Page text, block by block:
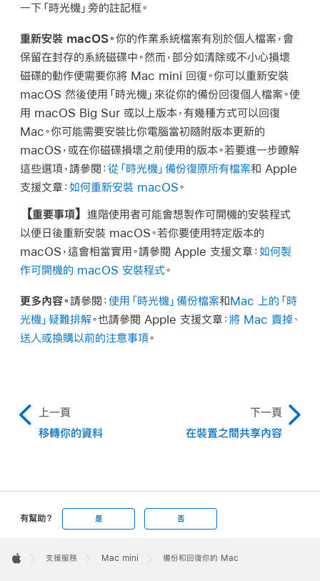
一下「時光機」旁的註記框。
重新安裝 macOS。你的作業系統檔案有別於個人檔案，會
保留在封存的系統磁碟中。然而，部分如清除或不小心損壞
磁碟的動作便需要你將 Mac mini 回復。你可以重新安裝
macOS 然後使用「時光機」來從你的備份回復個人檔案。使
用 macOS Big Sur 或以上版本，有幾種方式可以回復
Mac。你可能需要安裝比你電腦當初隨附版本更新的
macOS，或在你磁碟損壞之前使用的版本。若要進一步瞭解
這些選項，請參閱：從「時光機」備份復原所有檔案和 Apple
支援文章：如何重新安裝 macOS。
【重要事項】 進階使用者可能會想製作可開機的安裝程式
以便日後重新安裝 macOS。若你要使用特定版本的
macOS，這會相當實用。請參閱 Apple 支援文章：如何製
作可開機的 macOS 安裝程式。
更多內容。請參閱：使用「時光機」備份檔案和Mac 上的「時
光機」疑難排解。也請參閱 Apple 支援文章：將 Mac 賣掉、
送人或換購以前的注意事項。
上一頁
移轉你的資料
下一頁
在裝置之間共享內容
有幫助？ 是 否
Footer

支援服務 Mac mini 備份和回復你的 Mac